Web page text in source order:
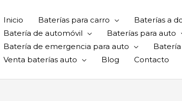
Inicio Baterías para carro Baterías a
Batería de automóvil
Baterías para auto
Batería de emergencia para auto
Venta baterías auto
Blog Contacto